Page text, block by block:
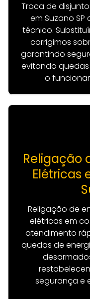
Troca de
em Suzano
técnico.
corrigimos
garantindo
evitando
o
Religação
Elétricas
Religação de
elétricas em
atendimento
quedas de
segurança e